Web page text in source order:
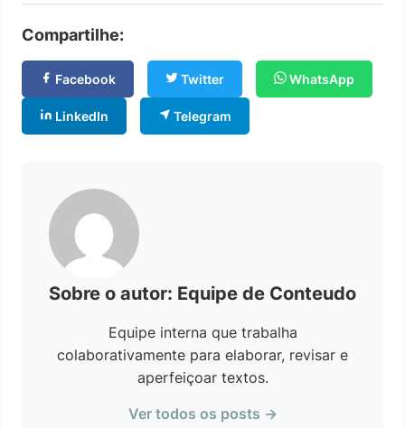
Compartilhe:
Facebook Twitter WhatsApp
LinkedIn Telegram
Sobre o autor: Equipe de Conteudo
Equipe interna que trabalha
colaborativamente para elaborar, revisar e
aperfeiçoar textos.
Ver todos os posts →